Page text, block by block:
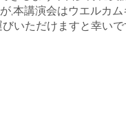
,本講演会はウエルカ
いただけますと幸い